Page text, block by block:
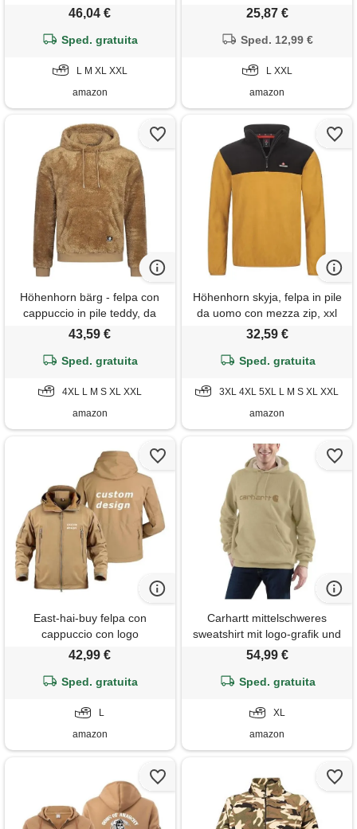
stampa pullover top 1/4 zip
colletto stand manica lunga
giacche country, a, m
46,04 €
Sped. gratuita
L M XL XXL
amazon
con chiusura lampo, foderata
in peluche, gy1, l
25,87 €
Sped. 12,99 €
L XXL
amazon
Höhenhorn bärg - felpa con
cappuccio in pile teddy, da
uomo, beige. , m
43,59 €
Sped. gratuita
4XL L M S XL XXL
amazon
Höhenhorn skyja, felpa in pile
da uomo con mezza zip, xxl
32,59 €
Sped. gratuita
3XL 4XL 5XL L M S XL XXL
amazon
East-hai-buy felpa con
cappuccio con logo
personalizzato giacca calda in
personalizzato/immagine
montagna da uomo
impermeabile color4, l
42,99 €
Sped. gratuita
L
amazon
Carhartt mittelschweres
sweatshirt mit logo-grafik und
lockerer passform
54,99 €
Sped. gratuita
XL
amazon